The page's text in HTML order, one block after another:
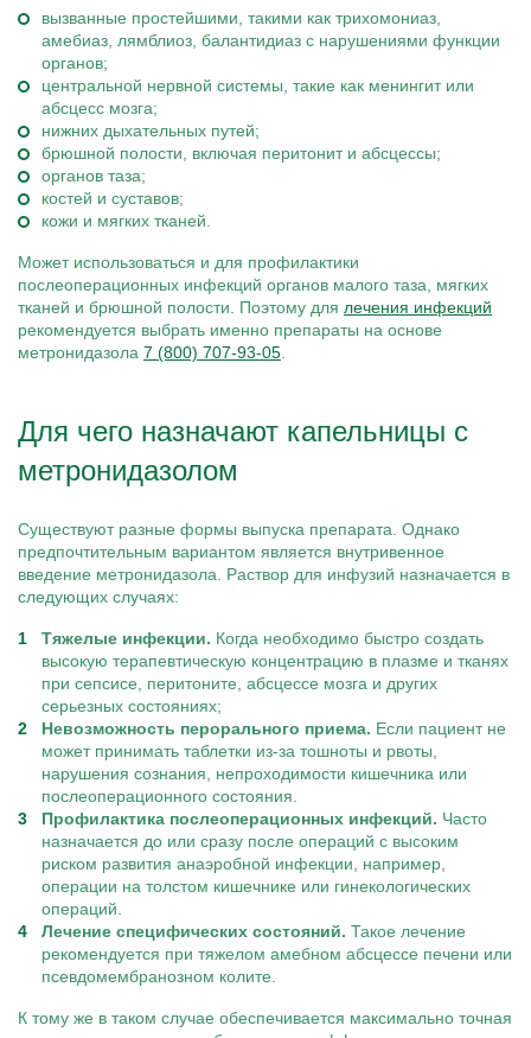
вызванные простейшими, такими как трихомониаз,
амебиаз, лямблиоз, балантидиаз с нарушениями функции
органов;
центральной нервной системы, такие как менингит или
абсцесс мозга;
нижних дыхательных путей;
брюшной полости, включая перитонит и абсцессы;
органов таза;
костей и суставов;
кожи и мягких тканей.
Может использоваться и для профилактики
послеоперационных инфекций органов малого таза, мягких
тканей и брюшной полости. Поэтому для лечения инфекций
рекомендуется выбрать именно препараты на основе
метронидазола 7 (800) 707-93-05
Для чего назначают капельницы с
метронидазолом
Существуют разные формы выпуска препарата. Однако
предпочтительным вариантом является внутривенное
введение метронидазола. Раствор для инфузий назначается в
следующих случаях:
Тяжелые инфекции. Когда необходимо быстро создать
высокую терапевтическую концентрацию в плазме и тканях
при сепсисе, перитоните, абсцессе мозга и других
серьезных состояниях;
Невозможность перорального приема. Если пациент не
может принимать таблетки из-за тошноты и рвоты,
нарушения сознания, непроходимости кишечника или
послеоперационного состояния.
Профилактика послеоперационных инфекций. Часто
назначается до или сразу после операций с высоким
риском развития анаэробной инфекции, например,
операции на толстом кишечнике или гинекологических
операций.
Лечение специфических состояний. Такое лечение
рекомендуется при тяжелом амебном абсцессе печени или
псевдомембранозном колите.
К тому же в таком случае обеспечивается максимально точная